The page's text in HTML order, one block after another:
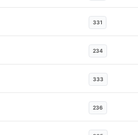
331
234
333
236